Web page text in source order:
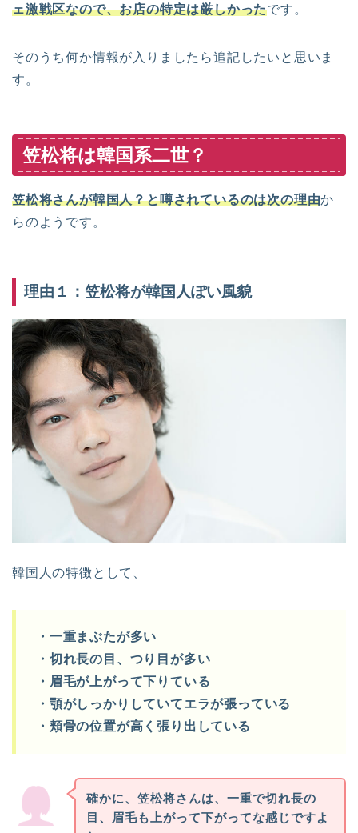
ェ激戦区なので、お店の特定は厳しかったです。
そのうち何か情報が入りましたら追記したいと思いま
す。
笠松将は韓国系二世？
笠松将さんが韓国人？と噂されているのは次の理由か
らのようです。
理由１：笠松将が韓国人ぽい風貌
韓国人の特徴として、
・一重まぶたが多い
・切れ長の目、つり目が多い
・眉毛が上がって下りている
・顎がしっかりしていてエラが張っている
・頬骨の位置が高く張り出している
確かに、笠松将さんは、一重で切れ長の
目、眉毛も上がって下がってな感じですよ